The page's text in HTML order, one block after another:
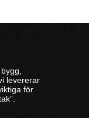
levererar
för